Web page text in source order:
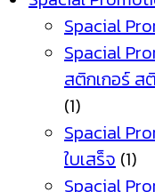
Spacial
Spacial
สติกเกอร์ ส
(1)
Spacial
ใบเสร็จ (1)
Spacial